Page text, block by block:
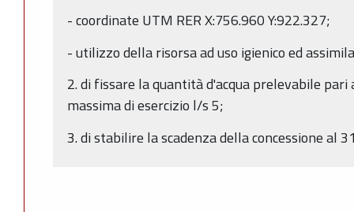
- coordinate UTM RER X:756.960 Y:922.327;
- utilizzo della risorsa ad uso igienico ed
2. di fissare la quantità d'acqua prelevabile
massima di esercizio l/s 5;
3. di stabilire la scadenza della concessione al